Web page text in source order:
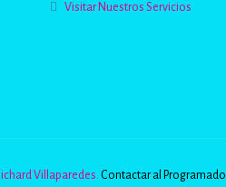
Visitar Nuestros Servicios
Villaparedes. Contactar al